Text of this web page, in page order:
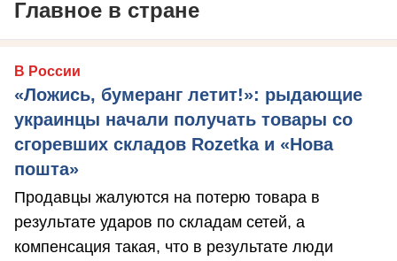
Главное в стране
В России
«Ложись, бумеранг летит!»: рыдающие
украинцы начали получать товары со
сгоревших складов Rozetka и «Нова
пошта»
Продавцы жалуются на потерю товара в
результате ударов по складам сетей, а
компенсация такая, что в результате люди